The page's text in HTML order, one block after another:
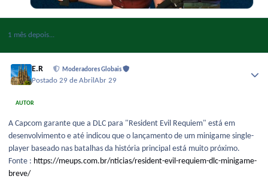
1 mês depois...
E.R Moderadores Globais
Postado29 de AbrilAbr 29
AUTOR
A Capcom garante que a DLC para "Resident Evil Requiem" está em
desenvolvimento e até indicou que o lançamento de um minigame single-
player baseado nas batalhas da história principal está muito próximo.
Fonte : https://meups.com.br/nticias/resident-evil-requiem-dlc-minigame-
breve/